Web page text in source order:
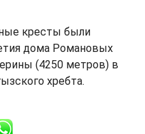
кресты были
дома Романовых
(4250 метров) в
хребта.